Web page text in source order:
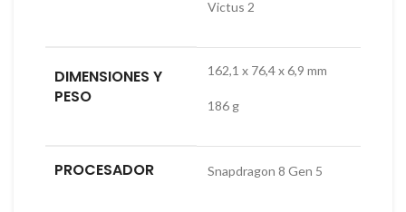
Victus 2
DIMENSIONES Y
PESO
162,1 x 76,4 x 6,9 mm
186 g
PROCESADOR Snapdragon 8 Gen 5